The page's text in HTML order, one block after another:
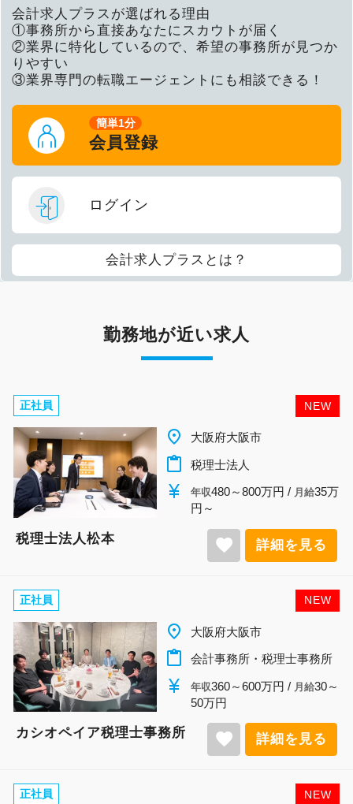
会計求人プラスが選ばれる理由
①事務所から直接あなたにスカウトが届く
②業界に特化しているので、希望の事務所が見つか
りやすい
③業界専門の転職エージェントにも相談できる！
簡単1分
会員登録
ログイン
会計求人プラスとは？
勤務地が近い求人
NEW
正社員
place 大阪府大阪市
content_paste 税理士法人
currency_yen 年収480～800万円 / 月給35万
円～
税理士法人松本 favorite 詳細を見る
NEW
正社員
place 大阪府大阪市
content_paste 会計事務所・税理士事務所
currency_yen 年収360～600万円 / 月給30～
50万円
カシオペイア税理士事務所 favorite 詳細を見る
NEW
正社員